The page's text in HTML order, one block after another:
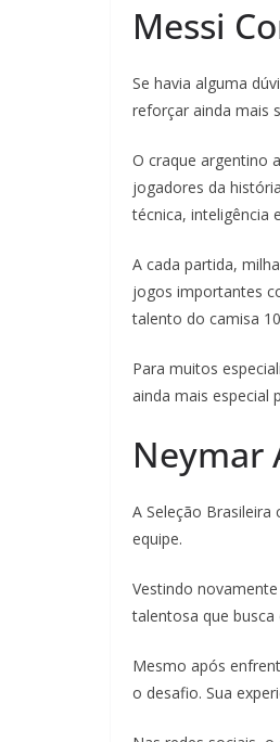
Messi
Se havia alguma
reforçar ainda mais
O craque argentino
jogadores da
técnica, inteligência
A cada partida,
jogos importantes
talento do camisa
Para muitos
ainda mais especial
Neymar
A Seleção
equipe.
Vestindo
talentosa que
Mesmo após
o desafio. Sua